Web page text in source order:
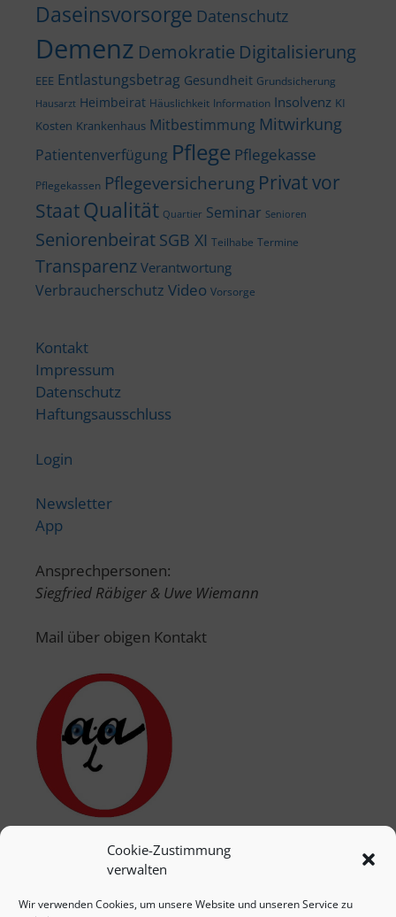
Cookie-Zustimmung
verwalten
Wir verwenden Cookies, um unsere Website und unseren Service zu
Daseinsvorsorge Datenschutz
Demenz Demokratie Digitalisierung
EEE Entlastungsbetrag Gesundheit Grundsicherung
Hausarzt Heimbeirat Häuslichkeit Information Insolvenz KI
Kosten Krankenhaus Mitbestimmung Mitwirkung
Patientenverfügung Pflege Pflegekasse
Pflegekassen Pflegeversicherung Privat vor
StaatQualität Quartier Seminar Senioren
Seniorenbeirat SGB XI Teilhabe Termine
Transparenz Verantwortung
Verbraucherschutz Video Vorsorge
Kontakt
Impressum
Datenschutz
Haftungsausschluss
Login
Newsletter
App
Ansprechpersonen:
Siegfried Räbiger & Uwe Wiemann
Mail über obigen Kontakt